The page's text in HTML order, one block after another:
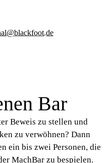
Bar
Beweis zu stellen und
zu verwöhnen? Dann
ein bis zwei Personen, die
MachBar zu bespielen.